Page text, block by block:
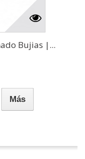
Bujias |...
Más